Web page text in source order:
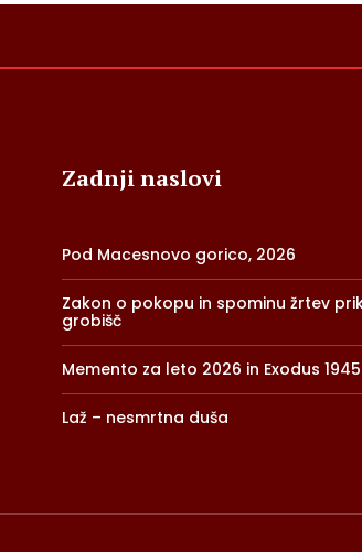
Zadnji naslovi
Pod Macesnovo gorico, 2026
Zakon o pokopu in spominu žrtev
grobišč
Memento za leto 2026 in Exodus 1945
Laž – nesmrtna duša